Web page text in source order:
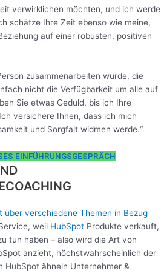
verwirklichen möchten, und ich werde
schätze Ihre Zeit ebenso wie meine,
auf einer robusten, positiven
zusammenarbeiten würde, die
nicht die Verfügbarkeit um alle auf
Sie etwas Geduld, bis ich Ihre
versichere Ihnen, dass ich mich
und Sorgfalt widmen werde.“
EINFÜHRUNGSGESPRÄCH
über verschiedene Themen in Bezug
weil HubSpot Produkte verkauft,
tun haben – also wird die Art von
anzieht, höchstwahrscheinlich der
HubSpot ähneln Unternehmer &